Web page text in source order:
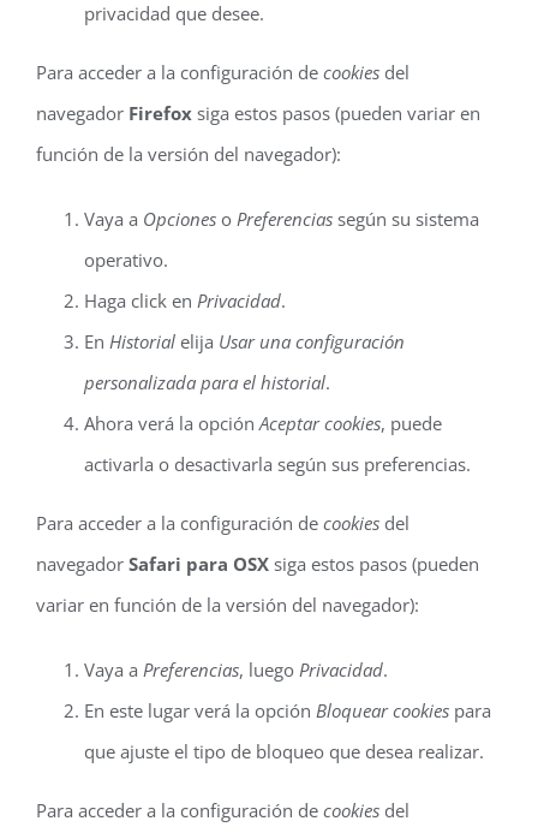
privacidad que desee.
Para acceder a la configuración de cookies del
navegador Firefox siga estos pasos (pueden variar en
función de la versión del navegador):
Vaya a Opciones o Preferencias según su sistema
operativo.
Haga click en Privacidad.
En Historial elija Usar una configuración
personalizada para el historial.
Ahora verá la opciónAceptar cookies, puede
activarla o desactivarla según sus preferencias.
Para acceder a la configuración de cookies del
navegador Safari para OSX siga estos pasos (pueden
variar en función de la versión del navegador):
Vaya a Preferencias, luego Privacidad.
En este lugar verá la opción Bloquear cookies para
que ajuste el tipo de bloqueo que desea realizar.
Para acceder a la configuración de cookies del